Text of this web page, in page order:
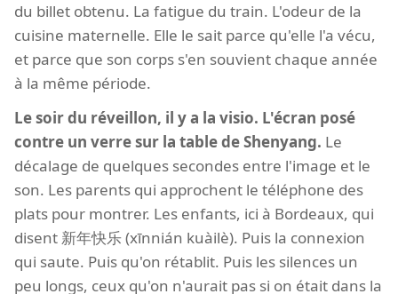
du billet obtenu. La fatigue du train. L'odeur de la
cuisine maternelle. Elle le sait parce qu'elle l'a vécu,
et parce que son corps s'en souvient chaque année
à la même période.
Le soir du réveillon, il y a la visio. L'écran posé
contre un verre sur la table de Shenyang. Le
décalage de quelques secondes entre l'image et le
son. Les parents qui approchent le téléphone des
plats pour montrer. Les enfants, ici à Bordeaux, qui
disent 新年快乐 (xīnnián kuàilè). Puis la connexion
qui saute. Puis qu'on rétablit. Puis les silences un
peu longs, ceux qu'on n'aurait pas si on était dans la